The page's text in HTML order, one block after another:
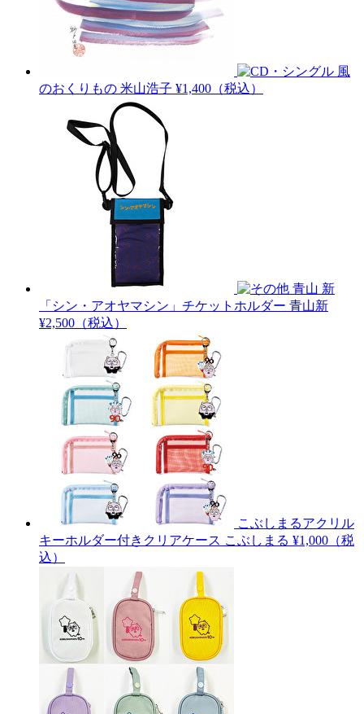
風
のおくりもの 米山浩子 ¥1,400（税込）
青山 新
「シン・アオヤマシン」チケットホルダー 青山新
¥2,500（税込）
こぶしまるアクリル
キーホルダー付きクリアケース こぶしまる ¥1,000（税
込）